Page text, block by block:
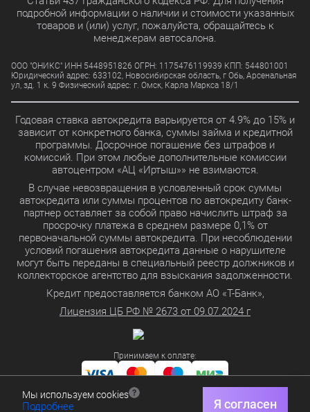
подробной информации о наличии и стоимости указанных
товаров и (или) услуг, пожалуйста, обращайтесь к
менеджерам автосалона.
ООО "ОНИКС" ИНН 5448951826 ОГРН: 1175476119939 КПП: 544801001
Юридический адрес: 633102, Новосибирская область, г Обь, Арсенальная
ул, зд. 1 к. 9 Физический адрес: г. Омск, Карла Маркса 18/1
Годовая ставка автокредита варьируется от 4.9% до 15% и
зависит от конкретного банка, суммы займа и кредитной
программы. Досрочное погашение без штрафов и
комиссий. При этом любые дополнительные комиссии
автоцентром «АЦ «Иртыш»» не взимаются.
В случае невозвращения в условленный срок суммы
автокредита или суммы процентов по автокредиту банк-
партнер оставляет за собой право начислить штраф за
просрочку платежа в среднем размере 0,1% от
первоначальной суммы автокредита. При несоблюдении
условий погашения автокредита данные о нарушителе
могут быть переданы в специальный реестр должников и
коллекторское агентство для взыскания задолженности.
Кредит предоставляется банком АО «Т-Банк»,
Лицензия ЦБ РФ № 2673 от 09.07.2024 г
Принимаем к оплате:
Политика в отношении обработки персональных данных
Мы используем cookies
Подробнее Я согласен